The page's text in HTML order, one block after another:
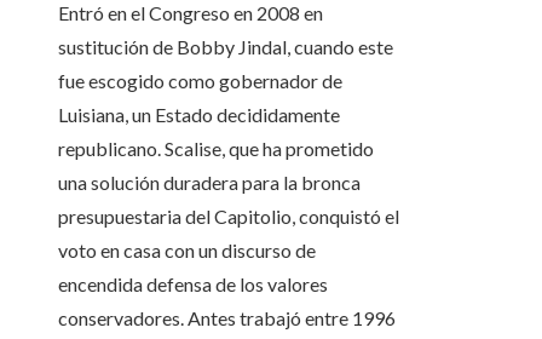
Entró en el Congreso en 2008 en
sustitución de Bobby Jindal, cuando este
fue escogido como gobernador de
Luisiana, un Estado decididamente
republicano. Scalise, que ha prometido
una solución duradera para la bronca
presupuestaria del Capitolio, conquistó el
voto en casa con un discurso de
encendida defensa de los valores
conservadores. Antes trabajó entre 1996